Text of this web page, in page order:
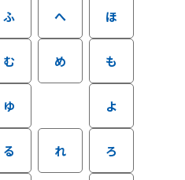
ふ へ ほ
む め も
ゆ よ
る れ ろ